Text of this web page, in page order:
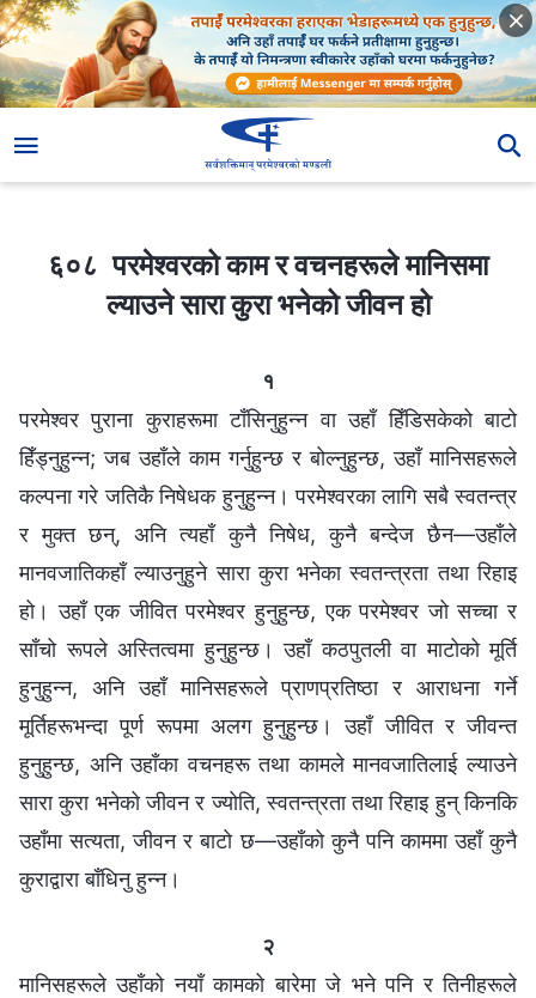
६०८ परमेश्‍वरको काम र वचनहरूले मानिसमा
ल्याउने सारा कुरा भनेको जीवन हो
१
परमेश्‍वर पुराना कुराहरूमा टाँसिनुहुन्न वा उहाँ हिँडिसकेको बाटो
हिँड्नुहुन्न; जब उहाँले काम गर्नुहुन्छ र बोल्नुहुन्छ, उहाँ मानिसहरूले
कल्पना गरे जतिकै निषेधक हुनुहुन्न। परमेश्‍वरका लागि सबै स्वतन्त्र
र मुक्त छन्, अनि त्यहाँ कुनै निषेध, कुनै बन्देज छैन—उहाँले
मानवजातिकहाँ ल्याउनुहुने सारा कुरा भनेका स्वतन्त्रता तथा रिहाइ
हो। उहाँ एक जीवित परमेश्‍वर हुनुहुन्छ, एक परमेश्‍वर जो सच्चा र
साँचो रूपले अस्तित्वमा हुनुहुन्छ। उहाँ कठपुतली वा माटोको मूर्ति
हुनुहुन्न, अनि उहाँ मानिसहरूले प्राणप्रतिष्ठा र आराधना गर्ने
मूर्तिहरूभन्दा पूर्ण रूपमा अलग हुनुहुन्छ। उहाँ जीवित र जीवन्त
हुनुहुन्छ, अनि उहाँका वचनहरू तथा कामले मानवजातिलाई ल्याउने
सारा कुरा भनेको जीवन र ज्योति, स्वतन्त्रता तथा रिहाइ हुन् किनकि
उहाँमा सत्यता, जीवन र बाटो छ—उहाँको कुनै पनि काममा उहाँ कुनै
कुराद्वारा बाँधिनु हुन्न।
२
मानिसहरूले उहाँको नयाँ कामको बारेमा जे भने पनि र तिनीहरूले